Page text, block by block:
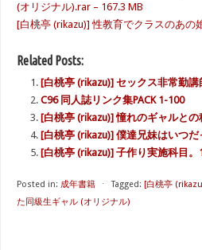
(オリジナル).rar – 167.3 MB
[白桃亭 (rikazu)] 性教育でクラスのあの
Related Posts:
[白桃亭 (rikazu)] セックス非常勤講
C96 同人誌リンク集PACK 1-100
[白桃亭 (rikazu)] 憧れのギャルと
[白桃亭 (rikazu)] 僕達兄妹はいつ
[白桃亭 (rikazu)] 子作り実施科目。
Posted in: 成年書籍 ⋅ Tagged: [白桃亭
た同級生ギャル (オリジナル)